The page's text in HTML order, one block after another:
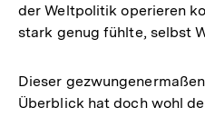
der Weltpolitik operieren
stark genug fühlte, selbst
Dieser
Überblick hat doch wohl